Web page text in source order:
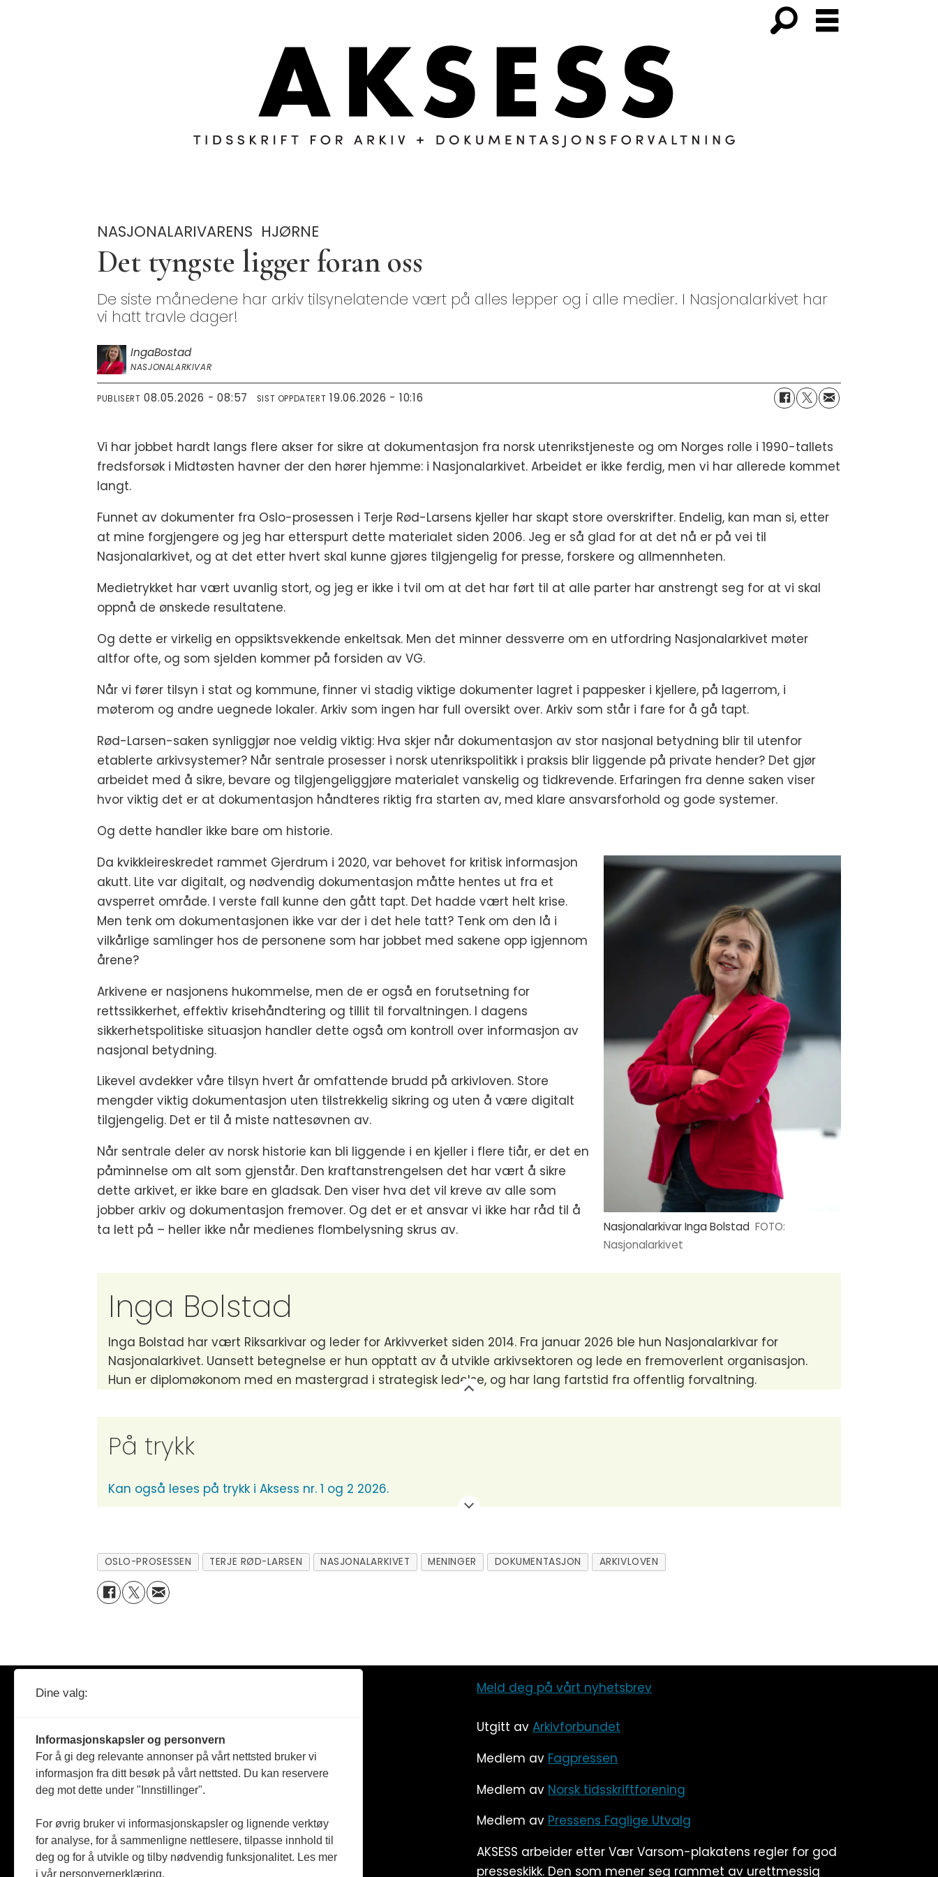
NASJONALARIVARENS HJØRNE
Det tyngste ligger foran oss
De siste månedene har arkiv tilsynelatende vært på alles lepper og i alle medier. I Nasjonalarkivet har
vi hatt travle dager!
IngaBostad
NASJONALARKIVAR
PUBLISERT 08.05.2026 - 08:57 SIST OPPDATERT 19.06.2026 - 10:16
Vi har jobbet hardt langs flere akser for sikre at dokumentasjon fra norsk utenrikstjeneste og om Norges rolle i 1990-tallets
fredsforsøk i Midtøsten havner der den hører hjemme: i Nasjonalarkivet. Arbeidet er ikke ferdig, men vi har allerede kommet
langt.
Funnet av dokumenter fra Oslo-prosessen i Terje Rød-Larsens kjeller har skapt store overskrifter. Endelig, kan man si, etter
at mine forgjengere og jeg har etterspurt dette materialet siden 2006. Jeg er så glad for at det nå er på vei til
Nasjonalarkivet, og at det etter hvert skal kunne gjøres tilgjengelig for presse, forskere og allmennheten.
Medietrykket har vært uvanlig stort, og jeg er ikke i tvil om at det har ført til at alle parter har anstrengt seg for at vi skal
oppnå de ønskede resultatene.
Og dette er virkelig en oppsiktsvekkende enkeltsak. Men det minner dessverre om en utfordring Nasjonalarkivet møter
altfor ofte, og som sjelden kommer på forsiden av VG.
Når vi fører tilsyn i stat og kommune, finner vi stadig viktige dokumenter lagret i pappesker i kjellere, på lagerrom, i
møterom og andre uegnede lokaler. Arkiv som ingen har full oversikt over. Arkiv som står i fare for å gå tapt.
Rød-Larsen-saken synliggjør noe veldig viktig: Hva skjer når dokumentasjon av stor nasjonal betydning blir til utenfor
etablerte arkivsystemer? Når sentrale prosesser i norsk utenrikspolitikk i praksis blir liggende på private hender? Det gjør
arbeidet med å sikre, bevare og tilgjengeliggjøre materialet vanskelig og tidkrevende. Erfaringen fra denne saken viser
hvor viktig det er at dokumentasjon håndteres riktig fra starten av, med klare ansvarsforhold og gode systemer.
Og dette handler ikke bare om historie.
Nasjonalarkivar Inga Bolstad FOTO:
Nasjonalarkivet
Da kvikkleireskredet rammet Gjerdrum i 2020, var behovet for kritisk informasjon
akutt. Lite var digitalt, og nødvendig dokumentasjon måtte hentes ut fra et
avsperret område. I verste fall kunne den gått tapt. Det hadde vært helt krise.
Men tenk om dokumentasjonen ikke var der i det hele tatt? Tenk om den lå i
vilkårlige samlinger hos de personene som har jobbet med sakene opp igjennom
årene?
Arkivene er nasjonens hukommelse, men de er også en forutsetning for
rettssikkerhet, effektiv krisehåndtering og tillit til forvaltningen. I dagens
sikkerhetspolitiske situasjon handler dette også om kontroll over informasjon av
nasjonal betydning.
Likevel avdekker våre tilsyn hvert år omfattende brudd på arkivloven. Store
mengder viktig dokumentasjon uten tilstrekkelig sikring og uten å være digitalt
tilgjengelig. Det er til å miste nattesøvnen av.
Når sentrale deler av norsk historie kan bli liggende i en kjeller i flere tiår, er det en
påminnelse om alt som gjenstår. Den kraftanstrengelsen det har vært å sikre
dette arkivet, er ikke bare en gladsak. Den viser hva det vil kreve av alle som
jobber arkiv og dokumentasjon fremover. Og det er et ansvar vi ikke har råd til å
ta lett på – heller ikke når medienes flombelysning skrus av.
Inga Bolstad
Inga Bolstad har vært Riksarkivar og leder for Arkivverket siden 2014. Fra januar 2026 ble hun Nasjonalarkivar for
Nasjonalarkivet. Uansett betegnelse er hun opptatt av å utvikle arkivsektoren og lede en fremoverlent organisasjon.
Hun er diplomøkonom med en mastergrad i strategisk ledelse, og har lang fartstid fra offentlig forvaltning.
På trykk
Kan også leses på trykk i Aksess nr. 1 og 2 2026.
OSLO-PROSESSEN TERJE RØD-LARSEN NASJONALARKIVET MENINGER DOKUMENTASJON ARKIVLOVEN
Ansvarlig redaktør: Heidi Meen
post@aksess-tidsskrift.no
Facebook
Instagram
Meld deg på vårt nyhetsbrev
Utgitt avArkivforbundet
Medlem av Fagpressen
Medlem av Norsk tidsskriftforening
Medlem avPressens Faglige Utvalg
AKSESS arbeider etter Vær Varsom-plakatens regler for god
presseskikk. Den som mener seg rammet av urettmessig
Dine valg:
Informasjonskapsler og personvern
For å gi deg relevante annonser på vårt nettsted bruker vi
informasjon fra ditt besøk på vårt nettsted. Du kan reservere
deg mot dette under "Innstillinger".
For øvrig bruker vi informasjonskapsler og lignende verktøy
for analyse, for å sammenligne nettlesere, tilpasse innhold til
deg og for å utvikle og tilby nødvendig funksjonalitet. Les mer
i vår personvernerklæring.